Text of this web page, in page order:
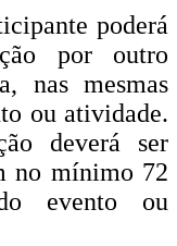
poderá
por outro
nas mesmas
ou atividade.
deverá ser
no mínimo 72
evento ou